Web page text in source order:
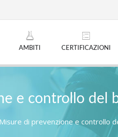
AMBITI CERTIFICAZIONI
e controllo del
Misure di prevenzione e controllo